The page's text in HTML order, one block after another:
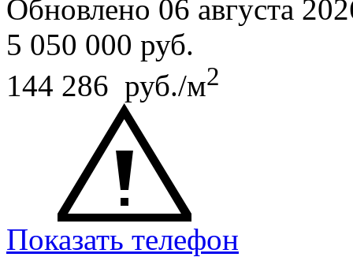
Обновлено 06 августа
5 050 000 руб.
144 286 руб./м2
Показать телефон